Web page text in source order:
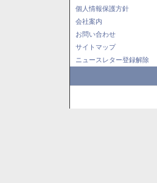
個人情報保護方針
会社案内
お問い合わせ
サイトマップ
ニュースレター登録解除